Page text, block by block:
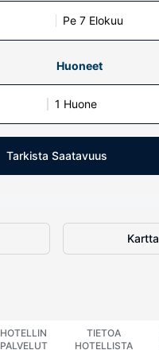
Pe 7 Elokuu
Huoneet
1 Huone
Tarkista Saatavuus
Kartta
HOTELLIN
PALVELUT
TIETOA
HOTELLISTA